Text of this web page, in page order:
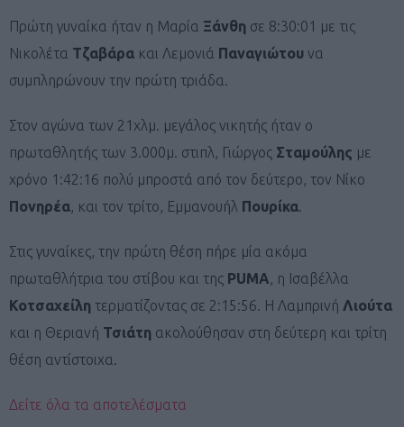
Πρώτη γυναίκα ήταν η Μαρία Ξάνθη σε 8:30:01 με τις
Νικολέτα Τζαβάρα και Λεμονιά Παναγιώτου να
συμπληρώνουν την πρώτη τριάδα.
Στον αγώνα των 21χλμ. μεγάλος νικητής ήταν ο
πρωταθλητής των 3.000μ. στιπλ, Γιώργος Σταμούλης με
χρόνο 1:42:16 πολύ μπροστά από τον δεύτερο, τον Νίκο
Πονηρέα, και τον τρίτο, Εμμανουήλ Πουρίκα.
Στις γυναίκες, την πρώτη θέση πήρε μία ακόμα
πρωταθλήτρια του στίβου και της PUMA, η Ισαβέλλα
Κοτσαχείλη τερματίζοντας σε 2:15:56. Η Λαμπρινή Λιούτα
και η Θεριανή Τσιάτη ακολούθησαν στη δεύτερη και τρίτη
θέση αντίστοιχα.
Δείτε όλα τα αποτελέσματα